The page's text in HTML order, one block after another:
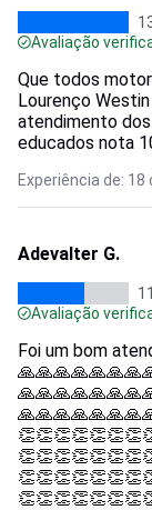
Avaliação
Que todos
Lourenço
atendimento
educados nota
Experiência de: 18
Adevalter G.
Avaliação
Foi um bom